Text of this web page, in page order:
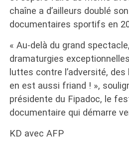
chaîne a d’ailleurs doublé
documentaires sportifs en
« Au-delà du grand
dramaturgies
luttes contre l’adversité,
en est aussi friand ! »,
présidente du Fipadoc, le
documentaire qui démarre
KD avec AFP